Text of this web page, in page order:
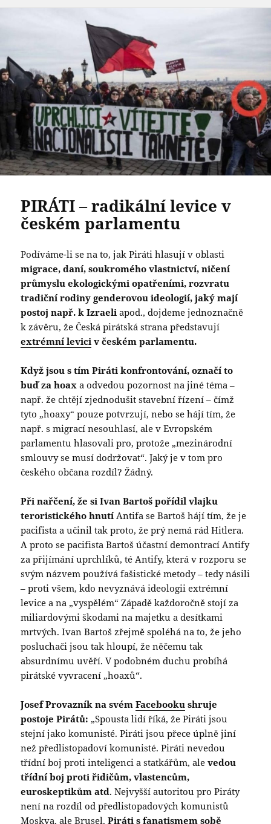
PIRÁTI – radikální levice v
českém parlamentu
Podíváme-li se na to, jak Piráti hlasují v oblasti
migrace, daní, soukromého vlastnictví, ničení
průmyslu ekologickými opatřeními, rozvratu
tradiční rodiny genderovou ideologií, jaký mají
postoj např. k Izraeli apod., dojdeme jednoznačně
k závěru, že Česká pirátská strana představují
extrémní levici v českém parlamentu.
Když jsou s tím Piráti konfrontování, označí to
buď za hoax a odvedou pozornost na jiné téma –
např. že chtějí zjednodušit stavební řízení – čímž
tyto „hoaxy“ pouze potvrzují, nebo se hájí tím, že
např. s migrací nesouhlasí, ale v Evropském
parlamentu hlasovali pro, protože „mezinárodní
smlouvy se musí dodržovat“. Jaký je v tom pro
českého občana rozdíl? Žádný.
Při nařčení, že si Ivan Bartoš pořídil vlajku
teroristického hnutíAntifa se Bartoš hájí tím, že je
pacifista a učinil tak proto, že prý nemá rád Hitlera.
A proto se pacifista Bartoš účastní demontrací Antify
za přijímání uprchlíků, té Antify, která v rozporu se
svým názvem používá fašistické metody – tedy násili
– proti všem, kdo nevyznává ideologii extrémní
levice a na „vyspělém“ Západě každoročně stojí za
miliardovými škodami na majetku a desítkami
mrtvých. Ivan Bartoš zřejmě spoléhá na to, že jeho
posluchači jsou tak hloupí, že něčemu tak
absurdnímu uvěří. V podobném duchu probíhá
pirátské vyvracení „hoaxů“.
Josef Provazník na svémFacebooku shruje
postoje Pirátů:„Spousta lidí říká, že Piráti jsou
stejní jako komunisté. Piráti jsou přece úplně jiní
než předlistopadoví komunisté. Piráti nevedou
třídní boj proti inteligenci a statkářům, alevedou
třídní boj proti řidičům, vlastencům,
euroskeptikům atd. Nejvyšší autoritou pro Piráty
není na rozdíl od předlistopadových komunistů
Moskva, ale Brusel.Piráti s fanatismem sobě